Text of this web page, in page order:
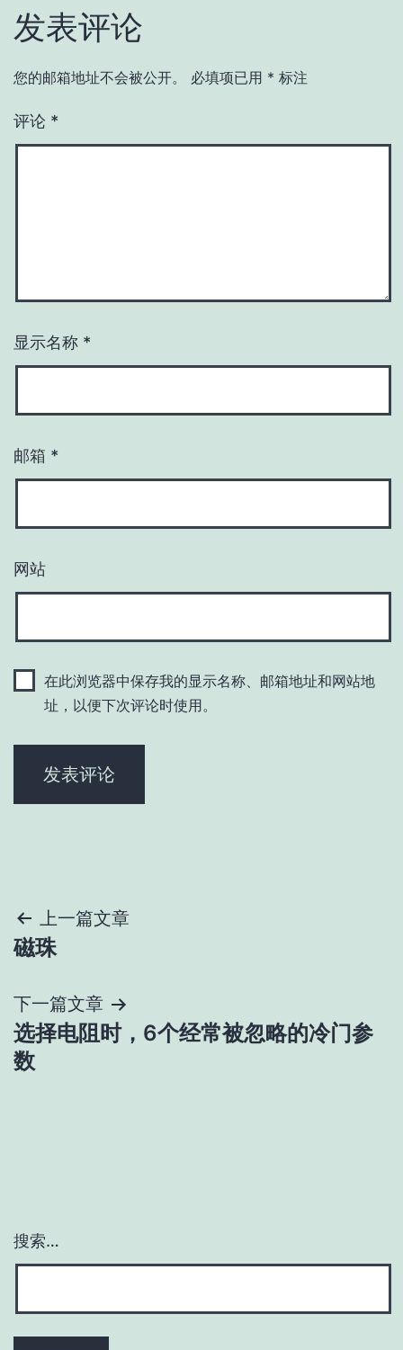
发表评论
您的邮箱地址不会被公开。 必填项已用 * 标注
评论 *
显示名称 *
邮箱 *
网站
在此浏览器中保存我的显示名称、邮箱地址和网站地
址，以便下次评论时使用。
文
章
导
航
上一篇文章
磁珠
下一篇文章
选择电阻时，6个经常被忽略的冷门参
数
搜索…